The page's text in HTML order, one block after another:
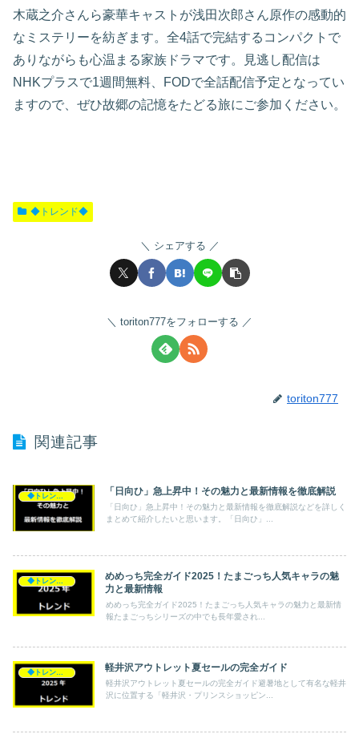
木蔵之介さんら豪華キャストが浅田次郎さん原作の感動的
なミステリーを紡ぎます。全4話で完結するコンパクトで
ありながらも心温まる家族ドラマです。見逃し配信は
NHKプラスで1週間無料、FODで全話配信予定となってい
ますので、ぜひ故郷の記憶をたどる旅にご参加ください。
◆トレンド◆
シェアする
toriton777をフォローする
toriton777
関連記事
「日向ひ」急上昇中！その魅力と最新情報を徹底解説
「日向ひ」急上昇中！その魅力と最新情報を徹底解説などを詳しく
まとめて紹介したいと思います。「日向ひ」...
めめっち完全ガイド2025！たまごっち人気キャラの魅
力と最新情報
めめっち完全ガイド2025！たまごっち人気キャラの魅力と最新情
報たまごっちシリーズの中でも長年愛され...
軽井沢アウトレット夏セールの完全ガイド
軽井沢アウトレット夏セールの完全ガイド避暑地として有名な軽井
沢に位置する「軽井沢・プリンスショッピン...